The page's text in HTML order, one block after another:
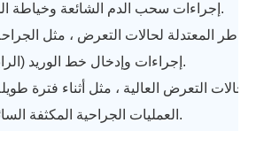
إجراءات سحب الدم الشائعة وخياطة الدم.
إجراءات وإدخال خط الوريد (الرابع).
العمليات الجراحية المكثفة السائلة.